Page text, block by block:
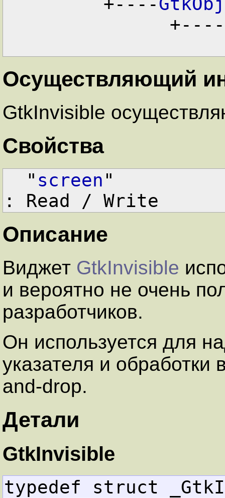
               +----
Осуществляющий
GtkInvisible
Свойства
  "
screen
: Read / Write
Описание
Виджет GtkInvisible
и вероятно не очень
разработчиков.
Он используется для
указателя и
and-drop.
Детали
GtkInvisible
typedef struct